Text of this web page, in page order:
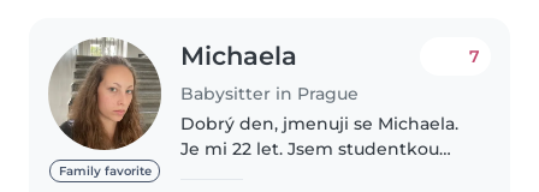
Family favorite
Michaela
Babysitter in Prague
7
Dobrý den, jmenuji se Michaela.
Je mi 22 let. Jsem studentkou